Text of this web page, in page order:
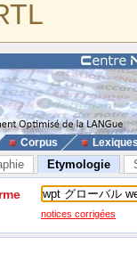
Corpus
Etymologie
notices corrigées